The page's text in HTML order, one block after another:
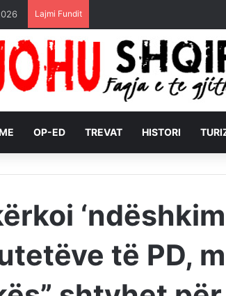
Lajmi Fundit
OP-ED TREVAT HISTORI
të PD,